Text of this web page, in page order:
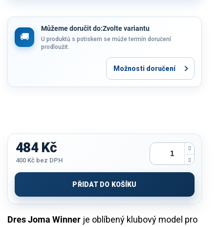
Můžeme doručit do:Zvolte variantu
U produktů s potiskem se může termín doručení
prodloužit.
Možnosti doručení
Dres Joma Winner je oblíbený klubový model pro
484 Kč
400 Kč bez DPH
cena:
PŘIDAT DO KOŠÍKU